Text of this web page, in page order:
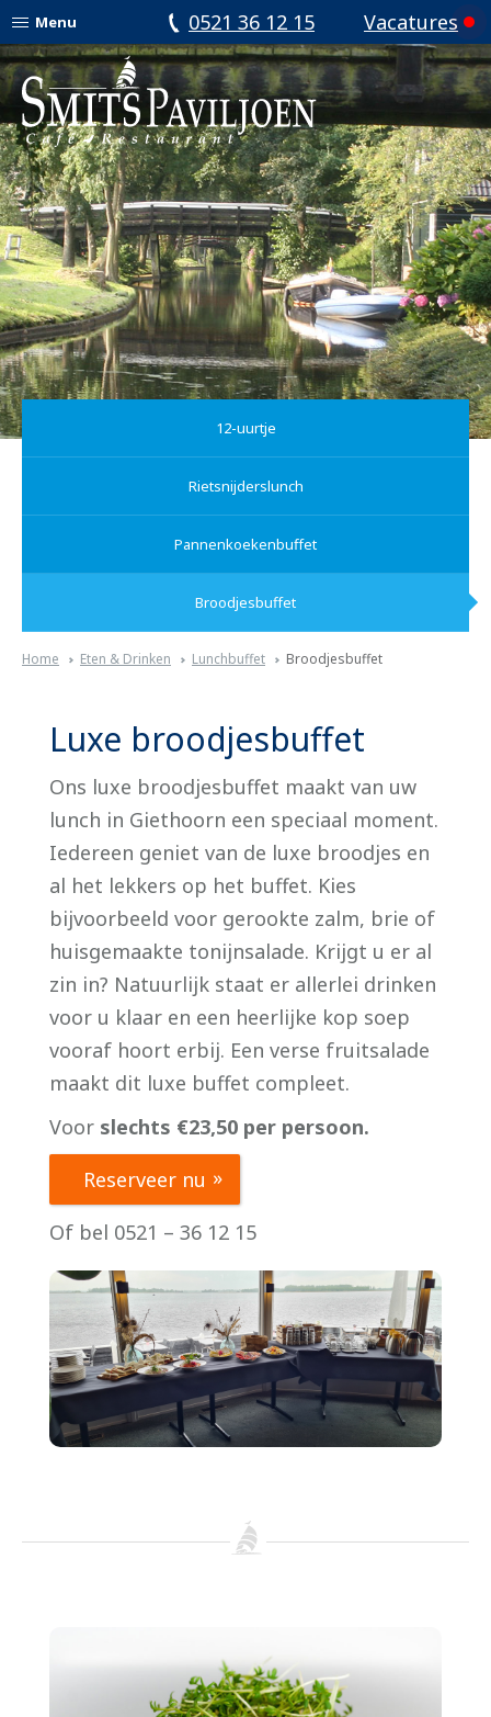
Menu Vacatures
0521 36 12 15
12-uurtje
Rietsnijderslunch
Pannenkoekenbuffet
Broodjesbuffet
Home Eten & Drinken Lunchbuffet Broodjesbuffet
Luxe broodjesbuffet
Ons luxe broodjesbuffet maakt van uw
lunch in Giethoorn een speciaal moment.
Iedereen geniet van de luxe broodjes en
al het lekkers op het buffet. Kies
bijvoorbeeld voor gerookte zalm, brie of
huisgemaakte tonijnsalade. Krijgt u er al
zin in? Natuurlijk staat er allerlei drinken
voor u klaar en een heerlijke kop soep
vooraf hoort erbij. Een verse fruitsalade
maakt dit luxe buffet compleet.
Voor slechts €23,50 per persoon.
Reserveer nu
Of bel 0521 – 36 12 15